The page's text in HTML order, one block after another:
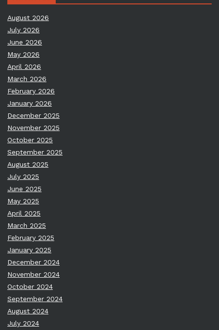
August 2026
July 2026
June 2026
May 2026
April 2026
March 2026
February 2026
January 2026
December 2025
November 2025
October 2025
September 2025
August 2025
July 2025
June 2025
May 2025
April 2025
March 2025
February 2025
January 2025
December 2024
November 2024
October 2024
September 2024
August 2024
July 2024